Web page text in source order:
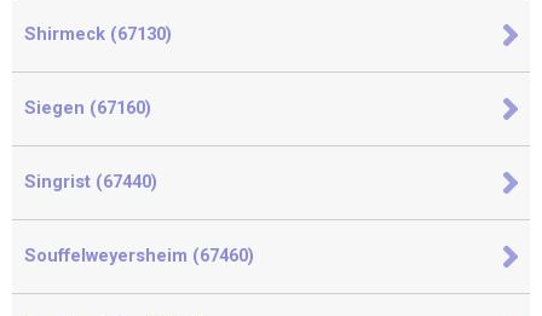
Shirmeck (67130)
Siegen (67160)
Singrist (67440)
Souffelweyersheim (67460)